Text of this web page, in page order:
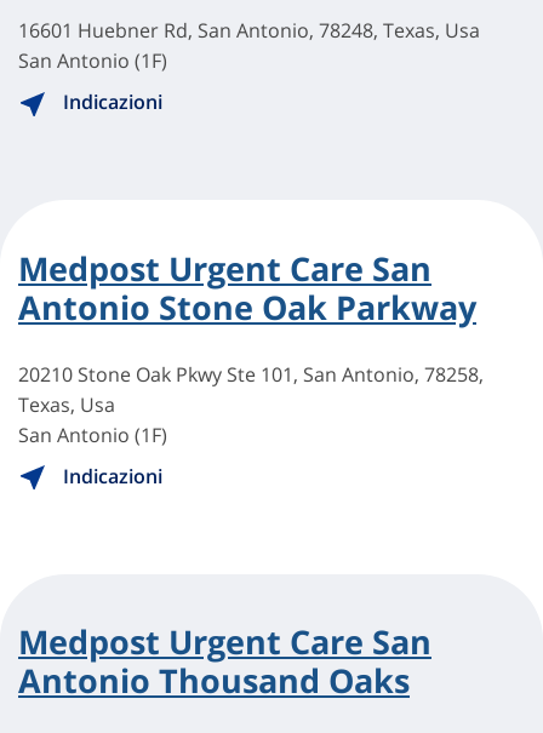
16601 Huebner Rd, San Antonio, 78248, Texas, Usa
San Antonio (1F)
Indicazioni
Medpost Urgent Care San
Antonio Stone Oak Parkway
20210 Stone Oak Pkwy Ste 101, San Antonio, 78258,
Texas, Usa
San Antonio (1F)
Indicazioni
Medpost Urgent Care San
Antonio Thousand Oaks